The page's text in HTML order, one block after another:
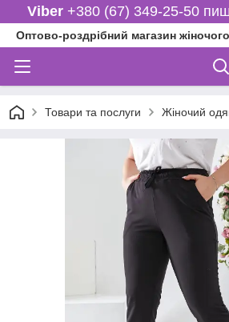
Viber+380 (67) 349-25-50
Оптово-роздрібний магазин
Товари та послуги Жіночий